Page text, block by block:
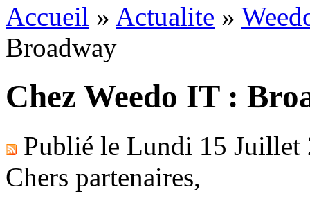
Accueil » Actualite »
Broadway
Chez Weedo IT :
Publié le Lundi 15 Juillet
Chers partenaires,